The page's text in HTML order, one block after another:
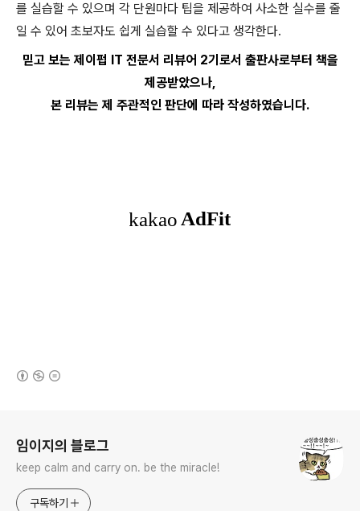
를 실습할 수 있으며 각 단원마다 팁을 제공하여 사소한 실수를 줄
일 수 있어 초보자도 쉽게 실습할 수 있다고 생각한다.
믿고 보는 제이펍 IT 전문서 리뷰어 2기로서 출판사로부터 책을
제공받았으나,
본 리뷰는 제 주관적인 판단에 따라 작성하였습니다.
임이지의 블로그
keep calm and carry on. be the miracle!
구독하기